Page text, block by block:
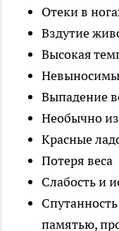
Отеки в
Вздутие
Высокая
Выпадение
Необычно
Красные
Потеря веса
Слабость и
памятью,